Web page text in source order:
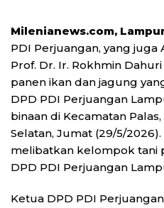
Milenianews.com,
PDI Perjuangan, yang juga
Prof. Dr. Ir. Rokhmin
panen ikan dan jagung
DPD PDI Perjuangan
binaan di Kecamatan
Selatan, Jumat (29/5/
melibatkan kelompok tani
DPD PDI Perjuangan
Ketua DPD PDI